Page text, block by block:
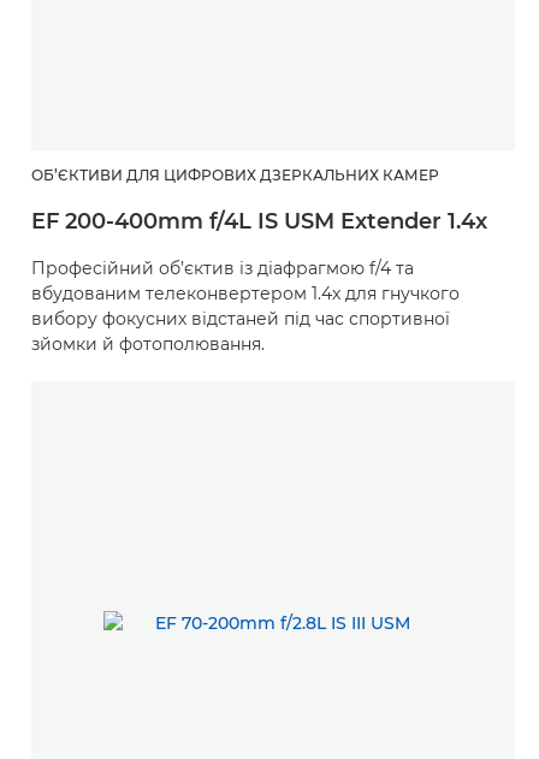
ОБ’ЄКТИВИ ДЛЯ ЦИФРОВИХ ДЗЕРКАЛЬНИХ КАМЕР
EF 200-400mm f/4L IS USM Extender 1.4x
Професійний об’єктив із діафрагмою f/4 та
вбудованим телеконвертером 1.4x для гнучкого
вибору фокусних відстаней під час спортивної
зйомки й фотополювання.